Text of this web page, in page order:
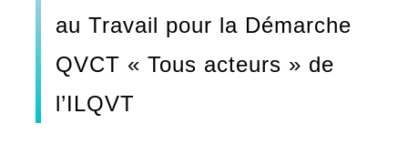
au Travail pour la Démarche
QVCT « Tous acteurs » de
l’ILQVT